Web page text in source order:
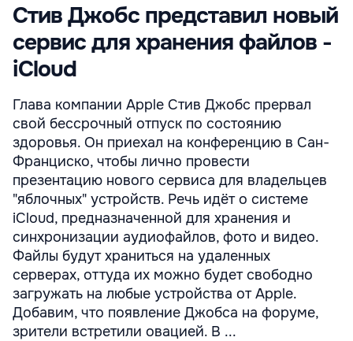
Стив Джобс представил новый
сервис для хранения файлов -
iCloud
Глава компании Apple Стив Джобс прервал
свой бессрочный отпуск по состоянию
здоровья. Он приехал на конференцию в Сан-
Франциско, чтобы лично провести
презентацию нового сервиса для владельцев
"яблочных" устройств. Речь идёт о системе
iСloud, предназначенной для хранения и
синхронизации аудиофайлов, фото и видео.
Файлы будут храниться на удаленных
серверах, оттуда их можно будет свободно
загружать на любые устройства от Apple.
Добавим, что появление Джобса на форуме,
зрители встретили овацией. В ...